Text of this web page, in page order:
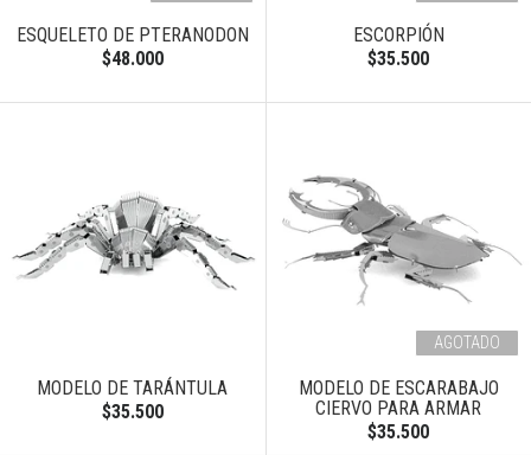
ESQUELETO DE PTERANODON
$48.000
ESCORPIÓN
$35.500
MODELO DE TARÁNTULA
$35.500
AGOTADO
MODELO DE ESCARABAJO
CIERVO PARA ARMAR
$35.500